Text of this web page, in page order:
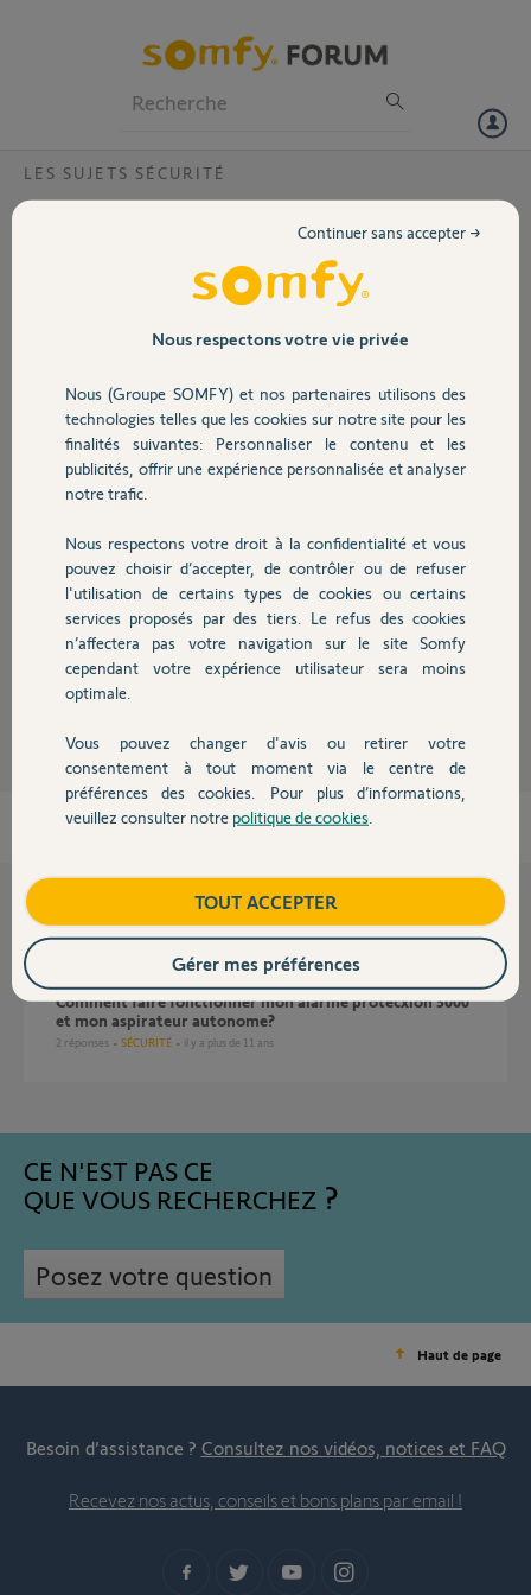
Volet
Sécurité
Domotique
Chauffage
Autres produits
Devis avec un pro
Contact
LES SUJETS SÉCURITÉ
Est il possible de connecter la centrale Protection 5000 à un camera
SOMFY PROTECT: Ces deux équipement sont ils compatibles et
Merci pour votre éclairage et aide
Nadia Guy N.
il y a environ 9 ans
Participer au fil de discussion
Réponses
Bonjour,
Ces éléments sont incompatibles.
Robert P.
Questions liées
Comment faire fonctionner mon alarme protecxion 5000
et mon aspirateur autonome?
2 réponses SÉCURITÉ il y a plus de 11 ans
CE N'EST PAS CE
QUE VOUS RECHERCHEZ
Posez votre question
Haut de page
Besoin d’assistance ? Consultez nos vidéos, notices et FAQ
Recevez nos actus, conseils et bons plans par email !
Nous respectons votre vie privée
Nous (Groupe SOMFY) et nos partenaires utilisons des
technologies telles que les cookies sur notre site pour les
finalités suivantes: Personnaliser le contenu et les
publicités, offrir une expérience personnalisée et analyser
notre trafic.
Nous respectons votre droit à la confidentialité et vous
pouvez choisir d’accepter, de contrôler ou de refuser
l'utilisation de certains types de cookies ou certains
services proposés par des tiers. Le refus des cookies
n’affectera pas votre navigation sur le site Somfy
cependant votre expérience utilisateur sera moins
optimale.
Vous pouvez changer d'avis ou retirer votre
consentement à tout moment via le centre de
préférences des cookies. Pour plus d’informations,
veuillez consulter notre politique de cookies
Continuer sans accepter →
TOUT ACCEPTER
Gérer mes préférences